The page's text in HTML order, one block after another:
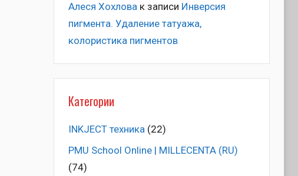
Алеся Хохловак записи Инверсия
пигмента. Удаление татуажа,
колористика пигментов
Категории
INKJECT техника (22)
PMU School Online | MILLECENTA (RU)
(74)